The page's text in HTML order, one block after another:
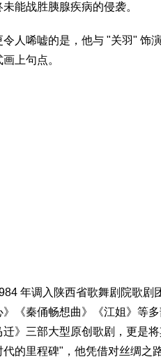
未能战胜胰腺疾病的侵袭。
令人唏嘘的是，他与 "关羽" 饰
画上句点。
年调入陕西省歌舞剧院歌剧
》《秦俑畅想曲》《江姐》等
迁》三部大型原创歌剧，更是
代的里程碑"，他凭借对丝绸之